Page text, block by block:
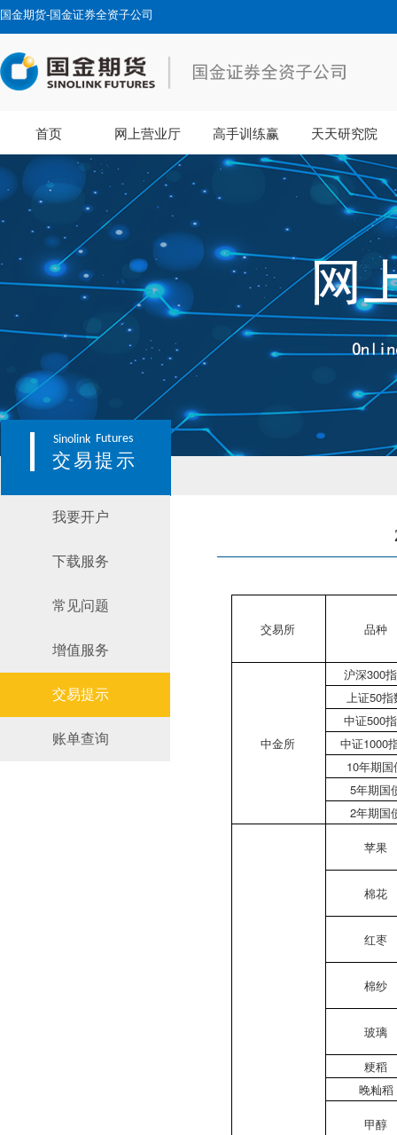
国金期货-国金证券全资子公司
首页 网上营业厅 高手训练赢 天天研究院
Sinolink Futures
交易提示
我要开户
下载服务
常见问题
增值服务
交易提示
账单查询
交易所 品种
中金所
沪深300
上证50指
中证500
中证1000
10年期国
5年期国
2年期国
苹果
棉花
红枣
棉纱
玻璃
粳稻
晚籼稻
甲醇